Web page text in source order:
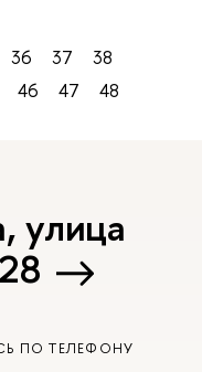
36 37
38
46 47
48
улица
ПО ТЕЛЕФОНУ